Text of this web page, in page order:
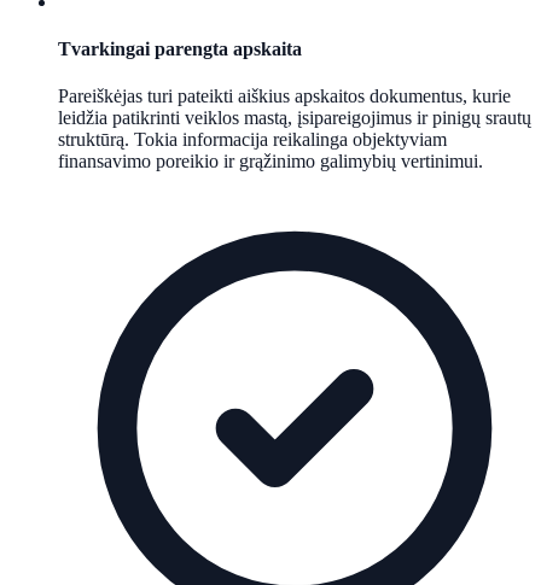
Tvarkingai parengta apskaita
Pareiškėjas turi pateikti aiškius apskaitos dokumentus, kurie
leidžia patikrinti veiklos mastą, įsipareigojimus ir pinigų srautų
struktūrą. Tokia informacija reikalinga objektyviam
finansavimo poreikio ir grąžinimo galimybių vertinimui.